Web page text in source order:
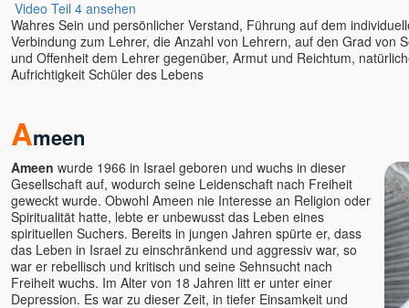
Video Teil 4 ansehen
Wahres Sein und persönlicher Verstand, Führung auf dem
Verbindung zum Lehrer, die Anzahl von Lehrern, auf den Grad von
und Offenheit dem Lehrer gegenüber, Armut und Reichtum,
Aufrichtigkeit Schüler des Lebens
Ameen
Ameen wurde 1966 in Israel geboren und wuchs in dieser
Gesellschaft auf, wodurch seine Leidenschaft nach Freiheit
geweckt wurde. Obwohl Ameen nie Interesse an Religion oder
Spiritualität hatte, lebte er unbewusst das Leben eines
spirituellen Suchers. Bereits in jungen Jahren spürte er, dass
das Leben in Israel zu einschränkend und aggressiv war, so
war er rebellisch und kritisch und seine Sehnsucht nach
Freiheit wuchs. Im Alter von 18 Jahren litt er unter einer
Depression. Es war zu dieser Zeit, in tiefer Einsamkeit und